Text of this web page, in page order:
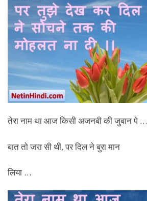
तेरा नाम था आज किसी अजनबी की जुबान पे …
बात तो जरा सी थी, पर दिल ने बुरा मान
लिया …